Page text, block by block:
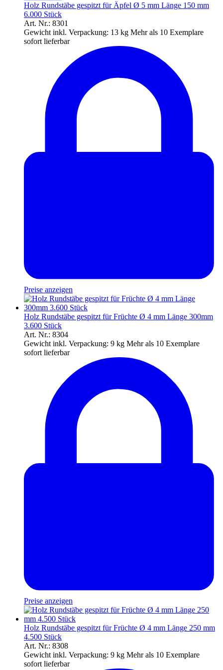
Holz Rundstäbe gespitzt für Äpfel Ø 5 mm Länge 150 mm
6.000 Stück
Art. Nr.: 8301
Gewicht inkl. Verpackung: 13 kg Mehr als 10 Exemplare
sofort lieferbar
Preise anzeigen
Holz Rundstäbe gespitzt für Früchte Ø 4 mm Länge 300mm
3.600 Stück
Art. Nr.: 8304
Gewicht inkl. Verpackung: 9 kg Mehr als 10 Exemplare
sofort lieferbar
Preise anzeigen
Holz Rundstäbe gespitzt für Früchte Ø 4 mm Länge 250 mm
4.500 Stück
Art. Nr.: 8308
Gewicht inkl. Verpackung: 9 kg Mehr als 10 Exemplare
sofort lieferbar